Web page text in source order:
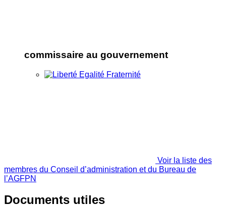
commissaire au gouvernement
Voir la liste des
membres du Conseil d’administration et du Bureau de
l’AGFPN
Documents utiles